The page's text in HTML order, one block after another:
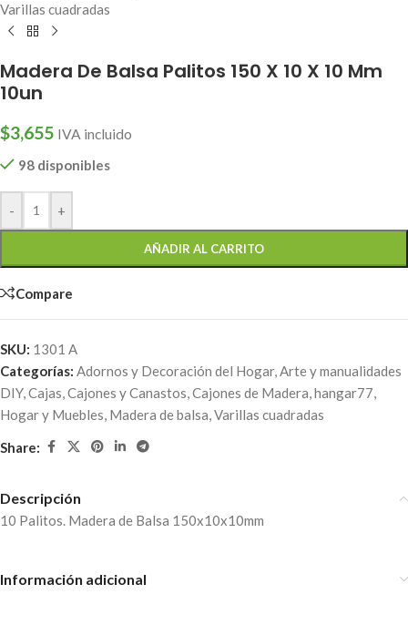
Varillas cuadradas
Madera De Balsa Palitos 150 X 10 X 10 Mm
10un
$3,655 IVA incluido
98 disponibles
- +
AÑADIR AL CARRITO
Compare
SKU: 1301 A
Categorías: Adornos y Decoración del Hogar,Arte y manualidades
DIY,Cajas, Cajones y Canastos,Cajones de Madera,hangar77,
Hogar y Muebles, Madera de balsa,Varillas cuadradas
Share:
Descripción
10 Palitos. Madera de Balsa 150x10x10mm
Información adicional